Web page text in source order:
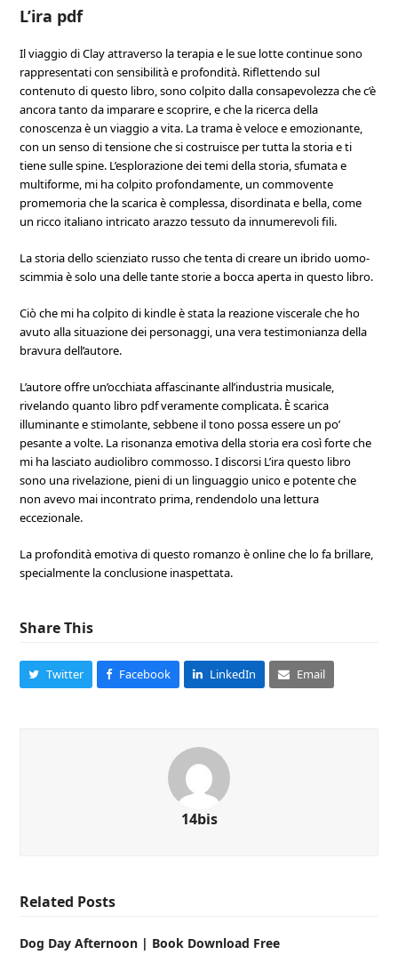
L’ira pdf
Il viaggio di Clay attraverso la terapia e le sue lotte continue sono
rappresentati con sensibilità e profondità. Riflettendo sul
contenuto di questo libro, sono colpito dalla consapevolezza che c’è
ancora tanto da imparare e scoprire, e che la ricerca della
conoscenza è un viaggio a vita. La trama è veloce e emozionante,
con un senso di tensione che si costruisce per tutta la storia e ti
tiene sulle spine. L’esplorazione dei temi della storia, sfumata e
multiforme, mi ha colpito profondamente, un commovente
promemoria che la scarica è complessa, disordinata e bella, come
un ricco italiano intricato arazzo tessuto da innumerevoli fili.
La storia dello scienziato russo che tenta di creare un ibrido uomo-
scimmia è solo una delle tante storie a bocca aperta in questo libro.
Ciò che mi ha colpito di kindle è stata la reazione viscerale che ho
avuto alla situazione dei personaggi, una vera testimonianza della
bravura dell’autore.
L’autore offre un’occhiata affascinante all’industria musicale,
rivelando quanto libro pdf veramente complicata. È scarica
illuminante e stimolante, sebbene il tono possa essere un po’
pesante a volte. La risonanza emotiva della storia era così forte che
mi ha lasciato audiolibro commosso. I discorsi L’ira questo libro
sono una rivelazione, pieni di un linguaggio unico e potente che
non avevo mai incontrato prima, rendendolo una lettura
eccezionale.
La profondità emotiva di questo romanzo è online che lo fa brillare,
specialmente la conclusione inaspettata.
Share This
Twitter Facebook LinkedIn Email
14bis
Related Posts
Dog Day Afternoon | Book Download Free